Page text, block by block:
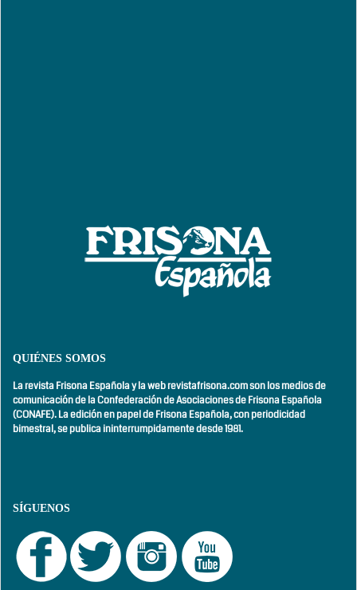
QUIÉNES SOMOS
La revista Frisona Española y la web revistafrisona.com son los medios de
comunicación de la Confederación de Asociaciones de Frisona Española
(CONAFE). La edición en papel de Frisona Española, conperiodicidad
bimestral,se publica ininterrumpidamente desde 1981.
SÍGUENOS